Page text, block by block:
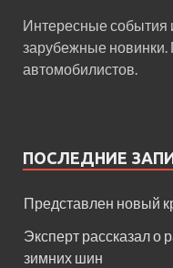
Интересные события
зарубежные
автомобилистов.
ПОСЛЕДНИЕ
Представлен новый
Эксперт рассказал о
зимних шин